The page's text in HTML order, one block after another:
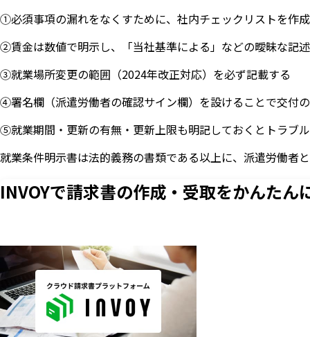
①必須事項の漏れをなくすために、社内チェックリストを作
②賃金は数値で明示し、「当社基準による」などの曖昧な記
③就業場所変更の範囲（2024年改正対応）を必ず記載する
④署名欄（派遣労働者の確認サイン欄）を設けることで交付
⑤就業期間・更新の有無・更新上限も明記しておくとトラブ
就業条件明示書は法的義務の書類である以上に、派遣労働者
INVOYで請求書の作成・ 受取をかんたん